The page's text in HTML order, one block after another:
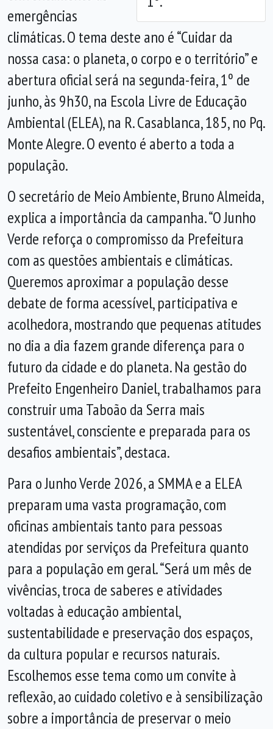
emergências
climáticas. O tema deste ano é “Cuidar da
nossa casa: o planeta, o corpo e o território” e
abertura oficial será na segunda-feira, 1º de
junho, às 9h30, na Escola Livre de Educação
Ambiental (ELEA), na R. Casablanca, 185, no Pq.
Monte Alegre. O evento é aberto a toda a
população.
O secretário de Meio Ambiente, Bruno Almeida,
explica a importância da campanha. “O Junho
Verde reforça o compromisso da Prefeitura
com as questões ambientais e climáticas.
Queremos aproximar a população desse
debate de forma acessível, participativa e
acolhedora, mostrando que pequenas atitudes
no dia a dia fazem grande diferença para o
futuro da cidade e do planeta. Na gestão do
Prefeito Engenheiro Daniel, trabalhamos para
construir uma Taboão da Serra mais
sustentável, consciente e preparada para os
desafios ambientais”, destaca.
Para o Junho Verde 2026, a SMMA e a ELEA
preparam uma vasta programação, com
oficinas ambientais tanto para pessoas
atendidas por serviços da Prefeitura quanto
para a população em geral. “Será um mês de
vivências, troca de saberes e atividades
voltadas à educação ambiental,
sustentabilidade e preservação dos espaços,
da cultura popular e recursos naturais.
Escolhemos esse tema como um convite à
reflexão, ao cuidado coletivo e à sensibilização
sobre a importância de preservar o meio